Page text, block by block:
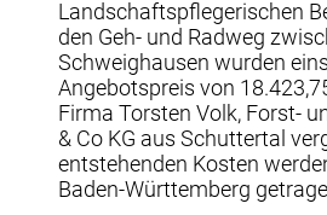
Landschaftspflegerischen
den Geh- und Radweg
Schweighausen wurden
Angebotspreis von
Firma Torsten Volk, Forst-
& Co KG aus Schuttertal
entstehenden Kosten
Baden-Württemberg